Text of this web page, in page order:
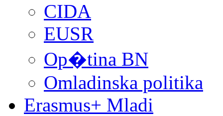
CIDA
EUSR
Op�tina BN
Omladinska politika
Erasmus+ Mladi